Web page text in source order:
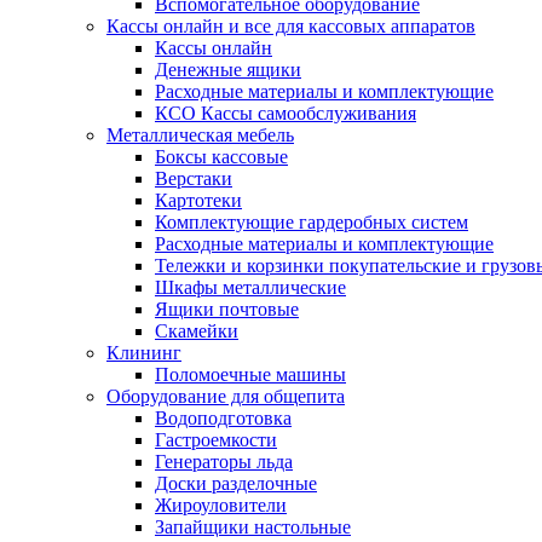
Вспомогательное оборудование
Кассы онлайн и все для кассовых аппаратов
Кассы онлайн
Денежные ящики
Расходные материалы и комплектующие
КСО Кассы самообслуживания
Металлическая мебель
Боксы кассовые
Верстаки
Картотеки
Комплектующие гардеробных систем
Расходные материалы и комплектующие
Тележки и корзинки покупательские и
Шкафы металлические
Ящики почтовые
Скамейки
Клининг
Поломоечные машины
Оборудование для общепита
Водоподготовка
Гастроемкости
Генераторы льда
Доски разделочные
Жироуловители
Запайщики настольные